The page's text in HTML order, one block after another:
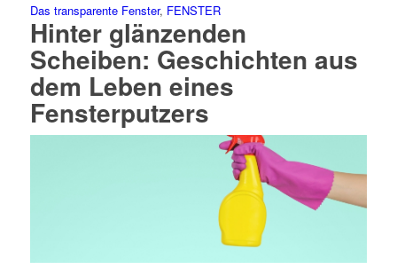
Das transparente Fenster, FENSTER
Hinter glänzenden
Scheiben: Geschichten aus
dem Leben eines
Fensterputzers